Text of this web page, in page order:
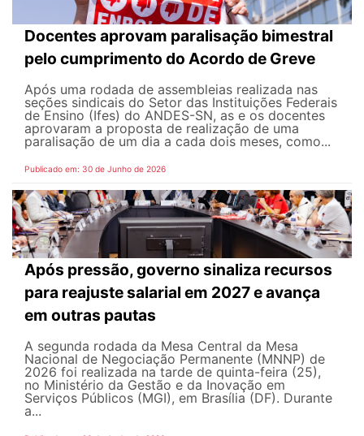
Docentes aprovam paralisação bimestral
pelo cumprimento do Acordo de Greve
Após uma rodada de assembleias realizada nas
seções sindicais do Setor das Instituições Federais
de Ensino (Ifes) do ANDES-SN, as e os docentes
aprovaram a proposta de realização de uma
paralisação de um dia a cada dois meses, como...
Publicado em: 30 de Junho de 2026
Após pressão, governo sinaliza recursos
para reajuste salarial em 2027 e avança
em outras pautas
A segunda rodada da Mesa Central da Mesa
Nacional de Negociação Permanente (MNNP) de
2026 foi realizada na tarde de quinta-feira (25),
no Ministério da Gestão e da Inovação em
Serviços Públicos (MGI), em Brasília (DF). Durante
a...